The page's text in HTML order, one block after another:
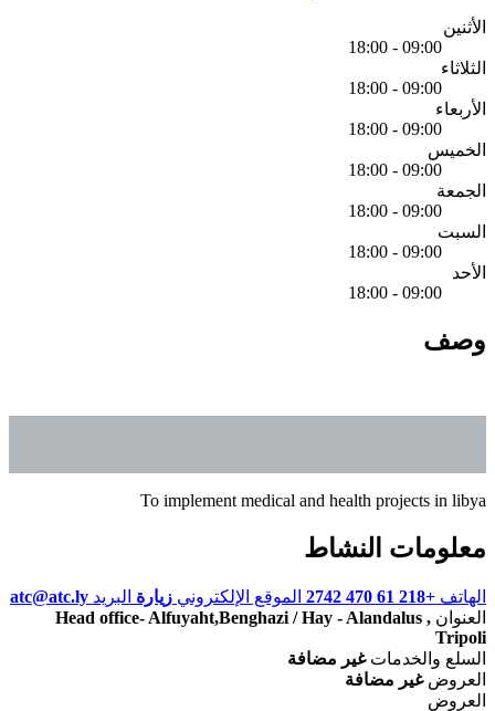
الأثنين
09:00 - 18:00
الثلاثاء
09:00 - 18:00
الأربعاء
09:00 - 18:00
الخميس
09:00 - 18:00
الجمعة
09:00 - 18:00
السبت
09:00 - 18:00
الأحد
09:00 - 18:00
وصف
To implement medical and health projects in libya
معلومات النشاط
الهاتف +218 61 470 2742 الموقع الإلكتروني زيارة البريد atc@atc.ly
العنوان Head office- Alfuyaht,Benghazi / Hay - Alandalus ,
Tripoli
السلع والخدمات غير مضافة
العروض غير مضافة
العروض